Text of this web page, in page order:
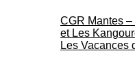
CGR Mantes
et Les
Les Vacances